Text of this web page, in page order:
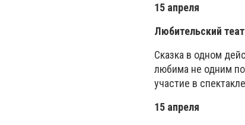
15 апреля
Любительский
Сказка в одном
любима не одним
участие в
15 апреля